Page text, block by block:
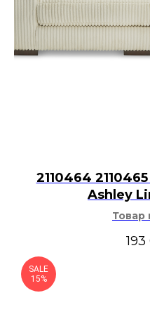
2110464
Ashley
Товар
SALE
15%